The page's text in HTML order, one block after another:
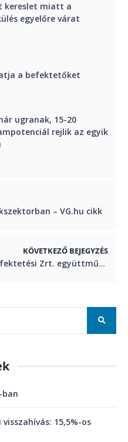
kereslet miatt a
egyelőre várat
a befektetőket
ugranak, 15-20
rejlik az egyik
– VG.hu cikk
KÖVETKEZŐ BEJEGYZÉS
MagNet Bank Zrt. és SPB Befektetési Zrt. együttműködés – Profitline cikk
15,5%-os